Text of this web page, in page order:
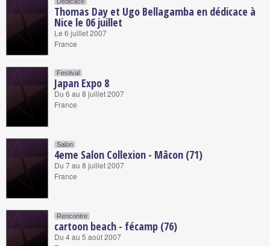
Thomas Day et Ugo Bellagamba en dédicace à
Nice le 06 juillet
Le 6 juillet 2007
France
Festival
Japan Expo 8
Du 6 au 8 juillet 2007
France
Salon
4eme Salon Collexion - Mâcon (71)
Du 7 au 8 juillet 2007
France
Rencontre
cartoon beach - fécamp (76)
Du 4 au 5 août 2007